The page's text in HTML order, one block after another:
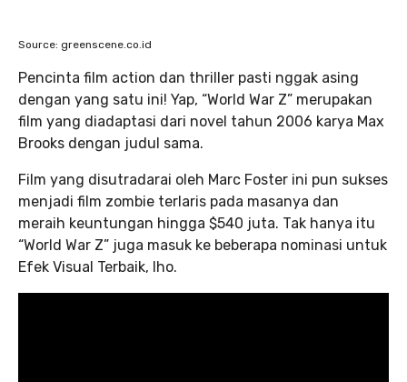
Source: greenscene.co.id
Pencinta film action dan thriller pasti nggak asing
dengan yang satu ini! Yap, “World War Z” merupakan
film yang diadaptasi dari novel tahun 2006 karya Max
Brooks dengan judul sama.
Film yang disutradarai oleh Marc Foster ini pun sukses
menjadi film zombie terlaris pada masanya dan
meraih keuntungan hingga $540 juta. Tak hanya itu
“World War Z” juga masuk ke beberapa nominasi untuk
Efek Visual Terbaik, lho.